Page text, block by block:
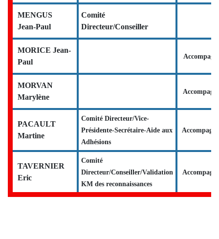
MENGUS
Jean-Paul
Comité
Directeur/Conseiller
MORICE Jean-
Paul
MORVAN
Marylène
PACAULT
Martine
Comité Directeur/Vice-
Présidente-Secrétaire-Aide aux
Adhésions
TAVERNIER
Eric
Comité
Directeur/Conseiller/Validation
KM des reconnaissances